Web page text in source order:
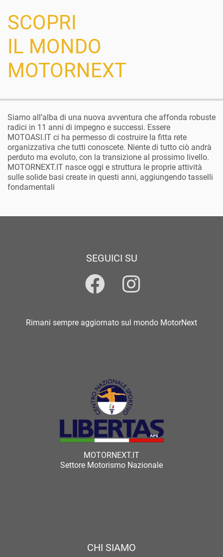
SCOPRI
IL MONDO
MOTORNEXT
Siamo all’alba di una nuova avventura che affonda robuste
radici in 11 anni di impegno e successi. Essere
MOTOASI.IT ci ha permesso di costruire la fitta rete
organizzativa che tutti conoscete. Niente di tutto ciò andrà
perduto ma evoluto, con la transizione al prossimo livello.
MOTORNEXT.IT nasce oggi e struttura le proprie attività
sulle solide basi create in questi anni, aggiungendo tasselli
fondamentali
SEGUICI SU
Rimani sempre aggiornato sul mondo MotorNext
MOTORNEXT.IT
Settore Motorismo Nazionale
CHI SIAMO